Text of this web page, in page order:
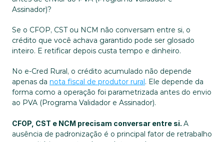
Assinador)?
Se o CFOP, CST ou NCM não conversam entre si, o
crédito que você achava garantido pode ser glosado
inteiro. E retificar depois custa tempo e dinheiro.
No e-Cred Rural, o crédito acumulado não depende
apenas da nota fiscal de produtor rural. Ele depende da
forma como a operação foi parametrizada antes do envio
ao PVA (Programa Validador e Assinador).
CFOP, CST e NCM precisam conversar entre si. A
ausência de padronização é o principal fator de retrabalho